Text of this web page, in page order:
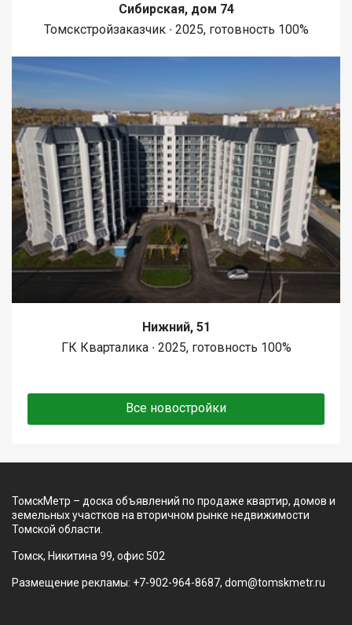
Сибирская, дом 74
Томскстройзаказчик ∙ 2025, готовность 100%
Нижний, 51
ГК Кварталика ∙ 2025, готовность 100%
Все новостройки
ТомскМетр – доска объявлений по продаже квартир, домов и
земельных участков на вторичном рынке недвижимости
Томской области.
Томск, Никитина 99, офис 502
Размещение рекламы: +7-902-964-8687, dom@tomskmetr.ru